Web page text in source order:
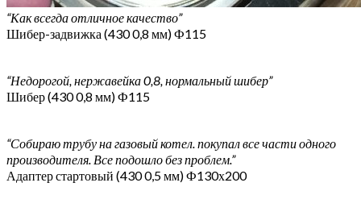
“Как всегда отличное качество”
Шибер-задвижка (430 0,8 мм) Ф115
“Недорогой, нержавейка 0,8, нормальный шибер”
Шибер (430 0,8 мм) Ф115
“Собираю трубу на газовый котел. покупал все части одного
производителя. Все подошло без проблем.”
Адаптер стартовый (430 0,5 мм) Ф130х200